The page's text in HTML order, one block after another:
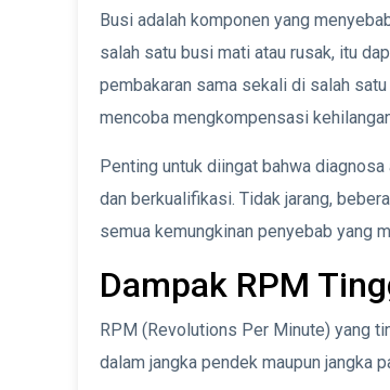
Busi adalah komponen yang
salah satu busi mati atau rusak, itu
pembakaran sama sekali di salah
mencoba mengkompensasi
Penting untuk diingat bahwa
dan berkualifikasi. Tidak jarang,
semua kemungkinan penyebab yang
Dampak RPM
RPM (Revolutions Per Minute) yang
dalam jangka pendek maupun jangka